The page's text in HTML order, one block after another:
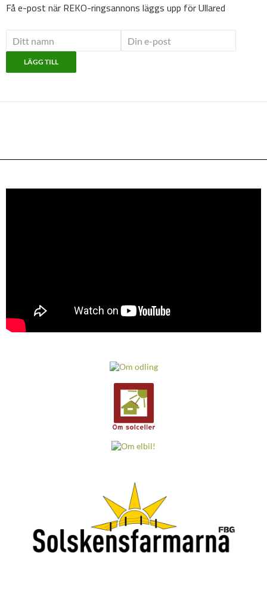
Få e-post när REKO-ringsannons läggs upp för Ullared
LÄGG TILL